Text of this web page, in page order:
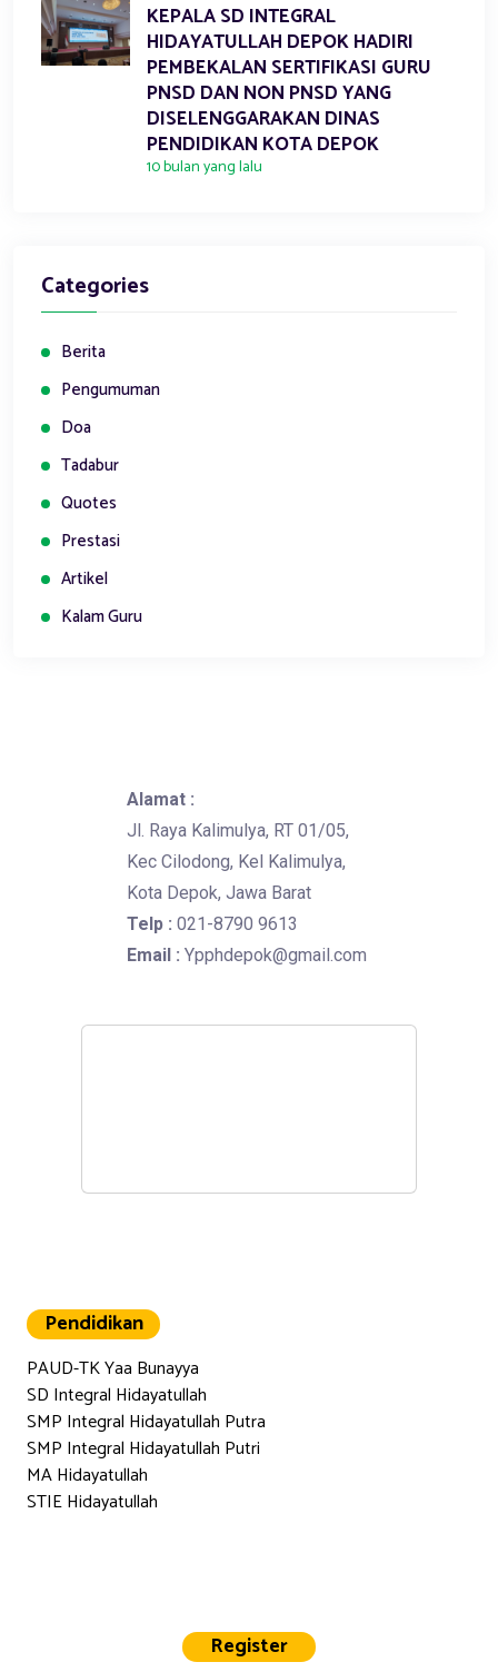
KEPALA SD INTEGRAL
HIDAYATULLAH DEPOK HADIRI
PEMBEKALAN SERTIFIKASI GURU
PNSD DAN NON PNSD YANG
DISELENGGARAKAN DINAS
PENDIDIKAN KOTA DEPOK
10 bulan yang lalu
Categories
Berita
Pengumuman
Doa
Tadabur
Quotes
Prestasi
Artikel
Kalam Guru
Alamat :
Jl. Raya Kalimulya, RT 01/05,
Kec Cilodong, Kel Kalimulya,
Kota Depok, Jawa Barat
Telp : 021-8790 9613
Email : Ypphdepok@gmail.com
Pendidikan
PAUD-TK Yaa Bunayya
SD Integral Hidayatullah
SMP Integral Hidayatullah Putra
SMP Integral Hidayatullah Putri
MA Hidayatullah
STIE Hidayatullah
Register